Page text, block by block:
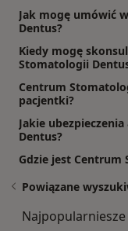
Jak mogę umówić
Dentus?
Kiedy mogę
Stomatologii
Centrum
pacjentki?
Jakie
Dentus?
Gdzie jest
Powiązane